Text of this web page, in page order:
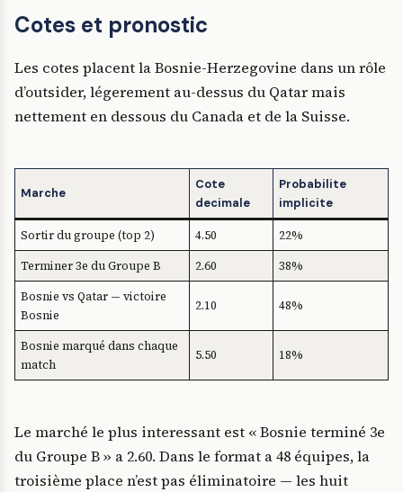
Cotes et pronostic
Les cotes placent la Bosnie-Herzegovine dans un rôle
d’outsider, légerement au-dessus du Qatar mais
nettement en dessous du Canada et de la Suisse.
Marche
Cote
decimale
Probabilite
implicite
Sortir du groupe (top 2) 4.50
22%
Terminer 3e du Groupe B
2.60
38%
Bosnie vs Qatar — victoire
Bosnie
2.10 48%
Bosnie marqué dans chaque
match
5.50 18%
Le marché le plus interessant est « Bosnie terminé 3e
du Groupe B » a 2.60. Dans le format a 48 équipes, la
troisième place n’est pas éliminatoire — les huit